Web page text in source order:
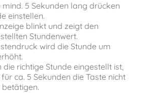
mind. 5 Sekunden lang drücken
einstellen.
blinkt und zeigt den
Stundenwert.
wird die Stunde um
die richtige Stunde eingestellt ist,
ca. 5 Sekunden die Taste nicht